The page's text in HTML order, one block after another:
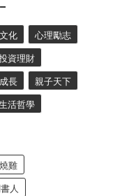
化 心理勵志
資理財
長 親子天下
活哲學
雞
人